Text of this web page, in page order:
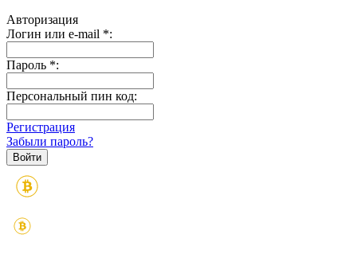
Авторизация
Логин или e-mail *:
Пароль *:
Персональный пин код:
Регистрация
Забыли пароль?